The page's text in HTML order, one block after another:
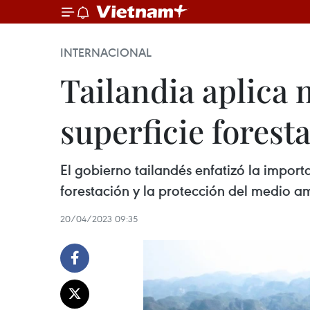
INTERNACIONAL
Tailandia aplica
superficie
El gobierno tailandés enfatizó la
forestación y la protección del medio
20/04/2023 09:35